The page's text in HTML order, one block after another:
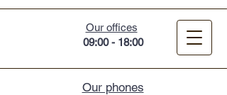
Our offices
09:00 - 18:00
Our phones